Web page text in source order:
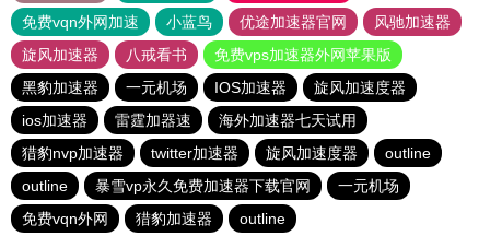
免费vqn外网加速
小蓝鸟 优途加速器官网
风驰加速器
旋风加速器
八戒看书
免费vps加速器外网苹果版
黑豹加速器
一元机场 IOS加速器
旋风加速度器
ios加速器
雷霆加器速
海外加速器七天试用
猎豹nvp加速器
twitter加速器 旋风加速度器
outline
outline
暴雪vp永久免费加速器下载官网
一元机场
免费vqn外网
猎豹加速器
outline